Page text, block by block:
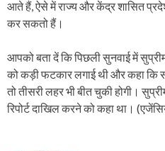
आते हैं, ऐसे में राज्य और केंद्र शासित
कर सकतो हैं।
आपको बता दें कि पिछली सुनवाई में
को कड़ी फटकार लगाई थी और कहा
तो तीसरी लहर भी बीत चुकी होगी।
रिपोर्ट दाखिल करने को कहा था।